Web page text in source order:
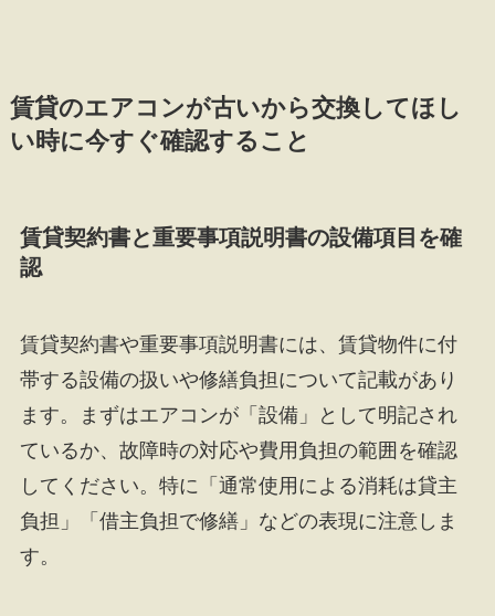
賃貸のエアコンが古いから交換してほし
い時に今すぐ確認すること
賃貸契約書と重要事項説明書の設備項目を確
認
賃貸契約書や重要事項説明書には、賃貸物件に付
帯する設備の扱いや修繕負担について記載があり
ます。まずはエアコンが「設備」として明記され
ているか、故障時の対応や費用負担の範囲を確認
してください。特に「通常使用による消耗は貸主
負担」「借主負担で修繕」などの表現に注意しま
す。